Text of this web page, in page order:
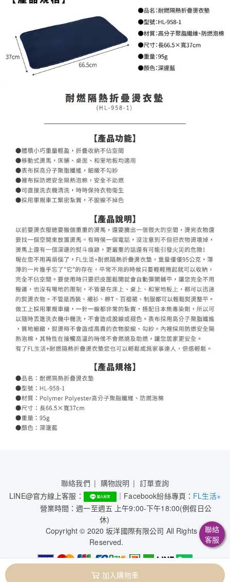
加入購物車
聯絡我們 購物說明
訂單查詢
LINE@官方線上客服：
｜Facebook紛絲專頁： FL生活+
營業時間：週一至週五 上午9:00-下午18:00(例假日公
休)
Copyright © 2020 坂洋國際有限公司 All Rights
Reserved.
聯絡
客服